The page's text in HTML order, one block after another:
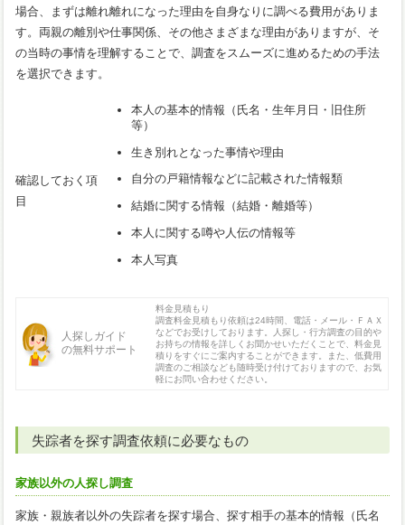
場合、まずは離れ離れになった理由を自身なりに調べる費用がありま
す。両親の離別や仕事関係、その他さまざまな理由がありますが、そ
の当時の事情を理解することで、調査をスムーズに進めるための手法
を選択できます。
確認しておく項
目
本人の基本的情報（氏名・生年月日・旧住所
等）
生き別れとなった事情や理由
自分の戸籍情報などに記載された情報類
結婚に関する情報（結婚・離婚等）
本人に関する噂や人伝の情報等
本人写真
人探しガイド
の無料サポート
料金見積もり
調査料金見積もり依頼は24時間、電話・メール・ＦＡＸ
などでお受けしております。人探し・行方調査の目的や
お持ちの情報を詳しくお聞かせいただくことで、料金見
積りをすぐにご案内することができます。また、低費用
調査のご相談なども随時受け付けておりますので、お気
軽にお問い合わせください。
失踪者を探す調査依頼に必要なもの
家族以外の人探し調査
家族・親族者以外の失踪者を探す場合、探す相手の基本的情報（氏名